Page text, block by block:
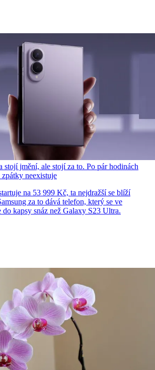
jmění, ale stojí za to. Po pár hodinách
neexistuje
na 53 999 Kč, ta nejdražší se blíží
za to dává telefon, který se ve
do kapsy snáz než Galaxy S23 Ultra.